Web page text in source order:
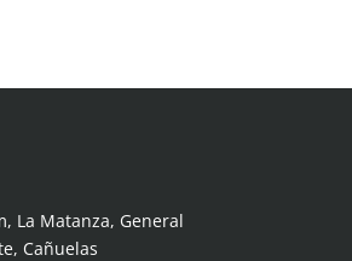
La Matanza, General
Cañuelas